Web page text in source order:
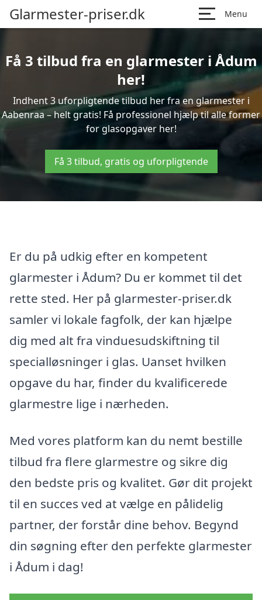
Glarmester-priser.dk Menu
Få 3 tilbud fra en glarmester i Ådum
her!
Indhent 3 uforpligtende tilbud her fra en glarmester i
Aabenraa – helt gratis! Få professionel hjælp til alle former
for glasopgaver her!
Få 3 tilbud, gratis og uforpligtende
Er du på udkig efter en kompetent
glarmester i Ådum? Du er kommet til det
rette sted. Her på glarmester-priser.dk
samler vi lokale fagfolk, der kan hjælpe
dig med alt fra vinduesudskiftning til
specialløsninger i glas. Uanset hvilken
opgave du har, finder du kvalificerede
glarmestre lige i nærheden.
Med vores platform kan du nemt bestille
tilbud fra flere glarmestre og sikre dig
den bedste pris og kvalitet. Gør dit projekt
til en succes ved at vælge en pålidelig
partner, der forstår dine behov. Begynd
din søgning efter den perfekte glarmester
i Ådum i dag!